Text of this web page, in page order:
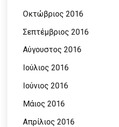
Οκτώβριος 2016
Σεπτέμβριος 2016
Αύγουστος 2016
Ιούλιος 2016
Ιούνιος 2016
Μάιος 2016
Απρίλιος 2016